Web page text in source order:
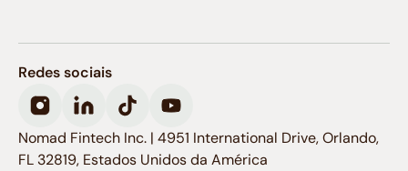
Redes sociais
Nomad Fintech Inc. | 4951 International Drive, Orlando,
FL 32819, Estados Unidos da América